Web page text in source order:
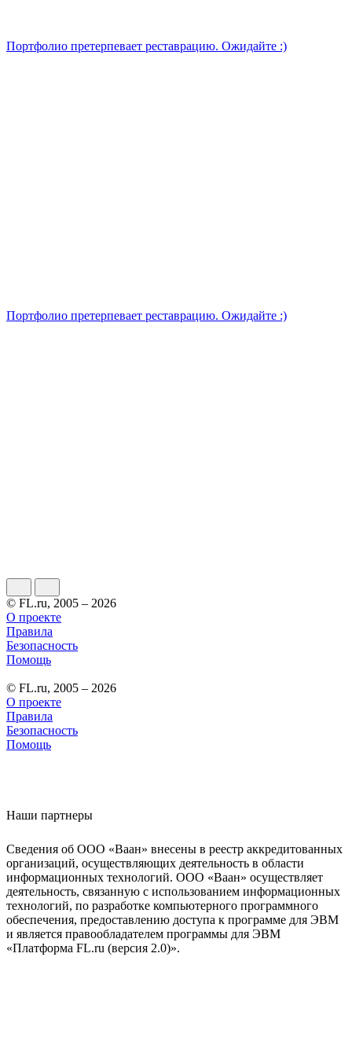
Портфолио претерпевает реставрацию. Ожидайте :)
Портфолио претерпевает реставрацию. Ожидайте :)
© FL.ru, 2005 – 2026
О проекте
Правила
Безопасность
Помощь
© FL.ru, 2005 – 2026
О проекте
Правила
Безопасность
Помощь
Наши партнеры
Сведения об ООО «Ваан» внесены в реестр аккредитованных
организаций, осуществляющих деятельность в области
информационных технологий. ООО «Ваан» осуществляет
деятельность, связанную с использованием информационных
технологий, по разработке компьютерного программного
обеспечения, предоставлению доступа к программе для ЭВМ
и является правообладателем программы для ЭВМ
«Платформа FL.ru (версия 2.0)».